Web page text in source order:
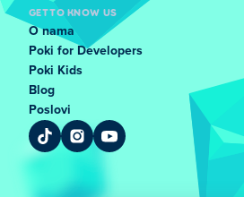
GET TO KNOW US
O nama
Poki for Developers
Poki Kids
Blog
Poslovi